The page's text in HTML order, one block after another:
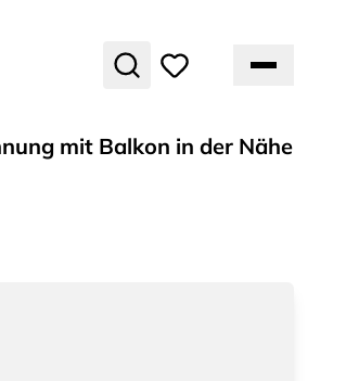
mit Balkon in der Nähe